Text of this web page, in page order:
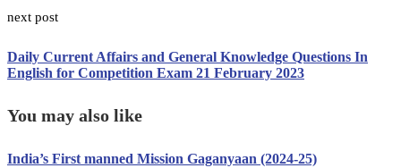
next post
Daily Current Affairs and General Knowledge Questions In
English for Competition Exam 21 February 2023
You may also like
India’s First manned Mission Gaganyaan (2024-25)